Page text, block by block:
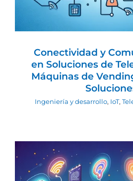
Conectividad y
en Soluciones de
Máquinas de
Ingeniería y desarrollo, IoT,